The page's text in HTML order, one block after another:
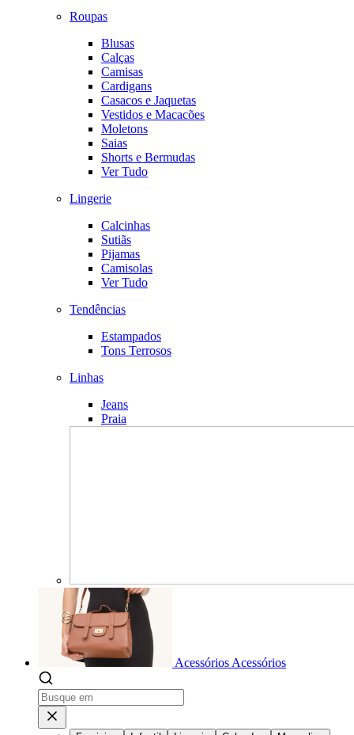
Roupas
Blusas
Calças
Camisas
Cardigans
Casacos e Jaquetas
Vestidos e Macacões
Moletons
Saias
Shorts e Bermudas
Ver Tudo
Lingerie
Calcinhas
Sutiãs
Pijamas
Camisolas
Ver Tudo
Tendências
Estampados
Tons Terrosos
Linhas
Jeans
Praia
Acessórios Acessórios